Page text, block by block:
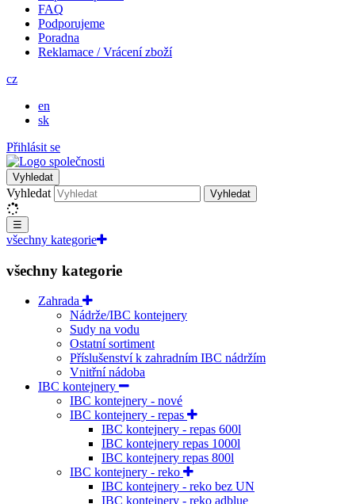
FAQ
Podporujeme
Poradna
Reklamace / Vrácení zboží
cz
en
sk
Přihlásit se
Vyhledat
Vyhledat Vyhledat
☰
všechny kategorie
všechny kategorie
Zahrada
Nádrže/IBC kontejnery
Sudy na vodu
Ostatní sortiment
Příslušenství k zahradním IBC nádržím
Vnitřní nádoba
IBC kontejnery
IBC kontejnery - nové
IBC kontejnery - repas
IBC kontejnery - repas 600l
IBC kontejnery repas 1000l
IBC kontejnery repas 800l
IBC kontejnery - reko
IBC kontejnery - reko bez UN
IBC kontejnery - reko adblue